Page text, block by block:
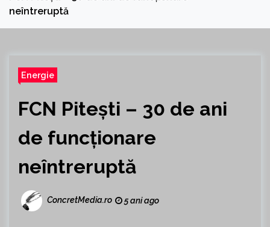
neîntreruptă
Energie
FCN Pitești – 30 de ani
de funcționare
neîntreruptă
ConcretMedia.ro 5 ani ago